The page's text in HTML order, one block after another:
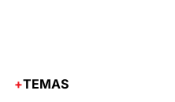
TEMAS